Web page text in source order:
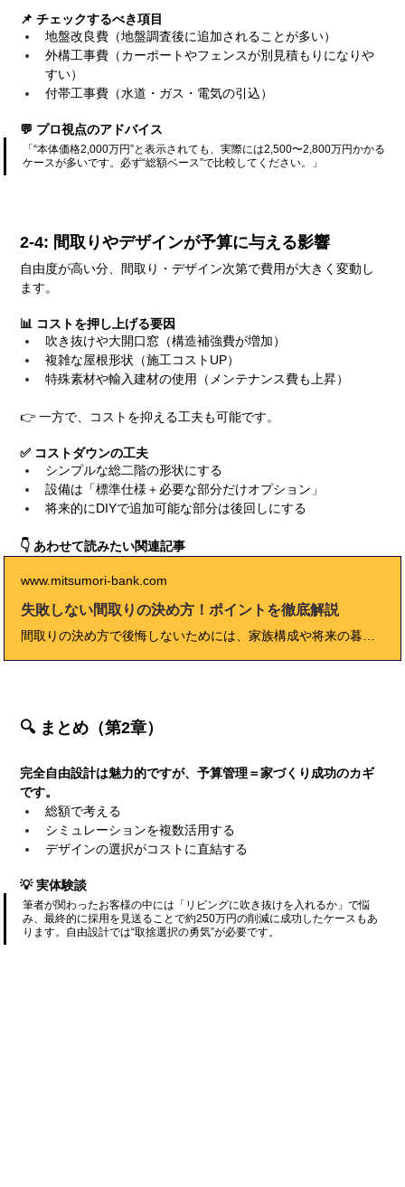
📌 チェックするべき項目
地盤改良費（地盤調査後に追加されることが多い）
外構工事費（カーポートやフェンスが別見積もりになりや
すい）
付帯工事費（水道・ガス・電気の引込）
💬 プロ視点のアドバイス
「“本体価格2,000万円”と表示されても、実際には2,500〜2,800万円かかる
ケースが多いです。必ず“総額ベース”で比較してください。」
2-4: 間取りやデザインが予算に与える影響
自由度が高い分、間取り・デザイン次第で費用が大きく変動し
ます。
📊 コストを押し上げる要因
吹き抜けや大開口窓（構造補強費が増加）
複雑な屋根形状（施工コストUP）
特殊素材や輸入建材の使用（メンテナンス費も上昇）
👉 一方で、コストを抑える工夫も可能です。
✅ コストダウンの工夫
シンプルな総二階の形状にする
設備は「標準仕様＋必要な部分だけオプション」
将来的にDIYで追加可能な部分は後回しにする
👇 あわせて読みたい関連記事
www.mitsumori-bank.com
失敗しない間取りの決め方！ポイントを徹底解説
🔍 まとめ（第2章）
完全自由設計は魅力的ですが、予算管理＝家づくり成功のカギ
です。
総額で考える
シミュレーションを複数活用する
デザインの選択がコストに直結する
💡 実体験談
筆者が関わったお客様の中には「リビングに吹き抜けを入れるか」で悩
み、最終的に採用を見送ることで約250万円の削減に成功したケースもあ
ります。自由設計では“取捨選択の勇気”が必要です。